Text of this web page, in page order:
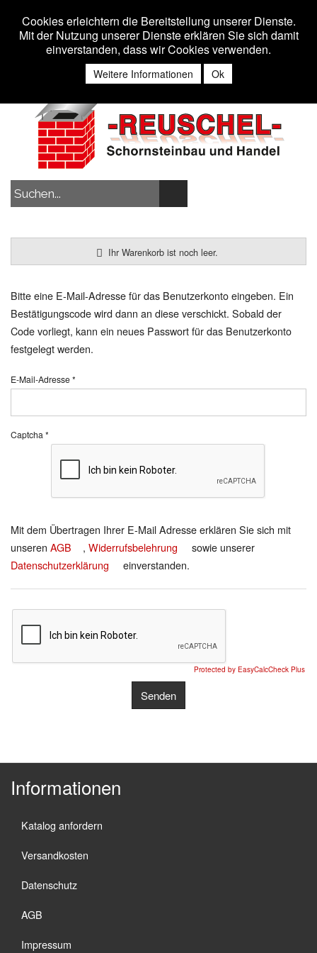
Anmelden
Ihr Warenkorb ist noch leer.
MENU
Bitte eine E-Mail-Adresse für das Benutzerkonto eingeben. Ein
Bestätigungscode wird dann an diese verschickt. Sobald der
Code vorliegt, kann ein neues Passwort für das Benutzerkonto
festgelegt werden.
E-Mail-Adresse*
Captcha *
Mit dem Übertragen Ihrer E-Mail Adresse erklären Sie sich mit
unseren AGB , Widerrufsbelehrung
sowie unserer
Datenschutzerklärung
einverstanden.
Protected by EasyCalcCheck Plus
Senden
Informationen
Katalog anfordern
Versandkosten
Datenschutz
AGB
Impressum
Cookies erleichtern die Bereitstellung unserer Dienste.
Mit der Nutzung unserer Dienste erklären Sie sich damit
einverstanden, dass wir Cookies verwenden.
Weitere Informationen Ok